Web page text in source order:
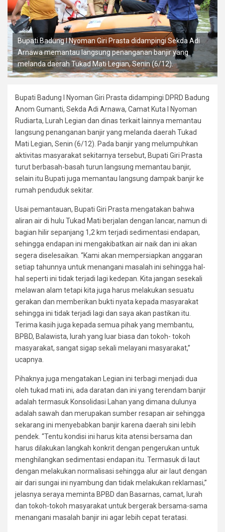
Bupati Badung I Nyoman Giri Prasta didampingi Sekda Adi
Arnawa memantau langsung penanganan banjir yang
melanda daerah Tukad Mati Legian, Senin (6/12).
Bupati Badung I Nyoman Giri Prasta didampingi DPRD Badung
Anom Gumanti, Sekda Adi Arnawa, Camat Kuta I Nyoman
Rudiarta, Lurah Legian dan dinas terkait lainnya memantau
langsung penanganan banjir yang melanda daerah Tukad
Mati Legian, Senin (6/12). Pada banjir yang melumpuhkan
aktivitas masyarakat sekitarnya tersebut, Bupati Giri Prasta
turut berbasah-basah turun langsung memantau banjir,
selain itu Bupati juga memantau langsung dampak banjir ke
rumah penduduk sekitar.
Usai pemantauan, Bupati Giri Prasta mengatakan bahwa
aliran air di hulu Tukad Mati berjalan dengan lancar, namun di
bagian hilir sepanjang 1,2 km terjadi sedimentasi endapan,
sehingga endapan ini mengakibatkan air naik dan ini akan
segera diselesaikan. “Kami akan mempersiapkan anggaran
setiap tahunnya untuk menangani masalah ini sehingga hal-
hal seperti ini tidak terjadi lagi kedepan. Kita jangan sesekali
melawan alam tetapi kita juga harus melakukan sesuatu
gerakan dan memberikan bukti nyata kepada masyarakat
sehingga ini tidak terjadi lagi dan saya akan pastikan itu.
Terima kasih juga kepada semua pihak yang membantu,
BPBD, Balawista, lurah yang luar biasa dan tokoh- tokoh
masyarakat, sangat sigap sekali melayani masyarakat,”
ucapnya.
Pihaknya juga mengatakan Legian ini terbagi menjadi dua
oleh tukad mati ini, ada daratan dan ini yang terendam banjir
adalah termasuk Konsolidasi Lahan yang dimana dulunya
adalah sawah dan merupakan sumber resapan air sehingga
sekarang ini menyebabkan banjir karena daerah sini lebih
pendek. “Tentu kondisi ini harus kita atensi bersama dan
harus dilakukan langkah konkrit dengan pengerukan untuk
menghilangkan sedimentasi endapan itu. Termasuk di laut
dengan melakukan normalisasi sehingga alur air laut dengan
air dari sungai ini nyambung dan tidak melakukan reklamasi,”
jelasnya seraya meminta BPBD dan Basarnas, camat, lurah
dan tokoh-tokoh masyarakat untuk bergerak bersama-sama
menangani masalah banjir ini agar lebih cepat teratasi.